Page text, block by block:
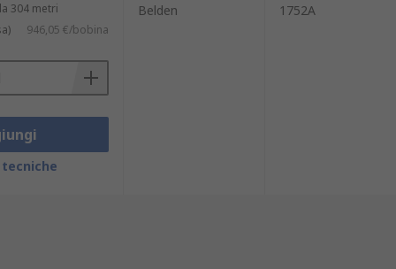
304 metri
946,05 €/bobina
tecniche
Belden 1752A